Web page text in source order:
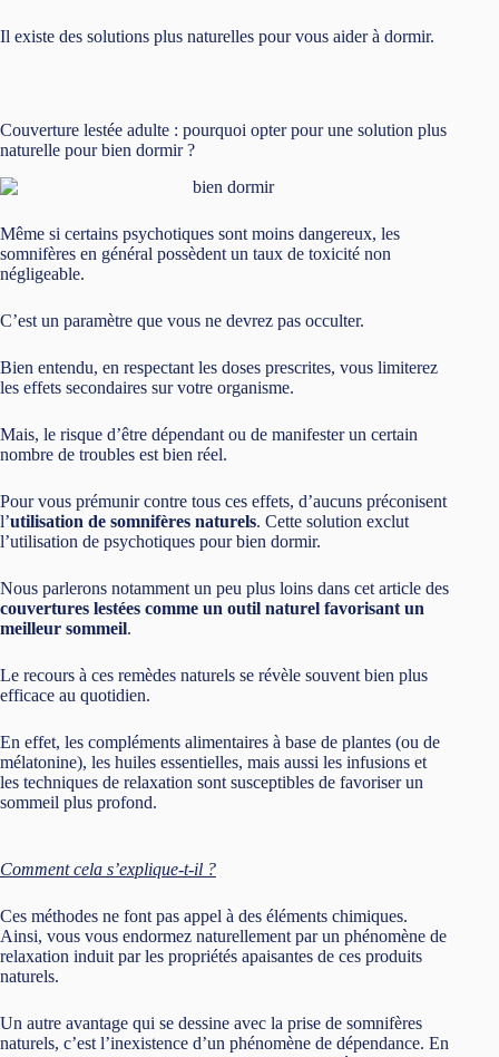
Il existe des solutions plus naturelles pour vous aider à dormir.
Couverture lestée adulte : pourquoi opter pour une solution plus
naturelle pour bien dormir ?
Même si certains psychotiques sont moins dangereux, les
somnifères en général possèdent un taux de toxicité non
négligeable.
C’est un paramètre que vous ne devrez pas occulter.
Bien entendu, en respectant les doses prescrites, vous limiterez
les effets secondaires sur votre organisme.
Mais, le risque d’être dépendant ou de manifester un certain
nombre de troubles est bien réel.
Pour vous prémunir contre tous ces effets, d’aucuns préconisent
l’utilisation de somnifères naturels. Cette solution exclut
l’utilisation de psychotiques pour bien dormir.
Nous parlerons notamment un peu plus loins dans cet article des
couvertures lestées comme un outil naturel favorisant un
meilleur sommeil.
Le recours à ces remèdes naturels se révèle souvent bien plus
efficace au quotidien.
En effet, les compléments alimentaires à base de plantes (ou de
mélatonine), les huiles essentielles, mais aussi les infusions et
les techniques de relaxation sont susceptibles de favoriser un
sommeil plus profond.
Comment cela s’explique-t-il ?
Ces méthodes ne font pas appel à des éléments chimiques.
Ainsi, vous vous endormez naturellement par un phénomène de
relaxation induit par les propriétés apaisantes de ces produits
naturels.
Un autre avantage qui se dessine avec la prise de somnifères
naturels, c’est l’inexistence d’un phénomène de dépendance. En